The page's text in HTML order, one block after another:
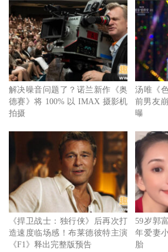
《金孙爆富攻略》金孙Billkin超夯，
他是谁。
电影《金孙爆富攻略》故事描述小安
饰）决定辞去工作，回到家中照顾罹
姆饰）。然而，孙子看似孝顺照顾的
对奶奶的爱。在得知亲戚小梅（彤达
爷爷那里继承了价值千万的房产后，
博取奶奶的信任。然而，奶奶用智
活，在朝夕相处下小安的心态渐渐有了
解决噪音问题了？诺兰新作《奥
德赛》将 100% 以 IMAX 摄影机
拍摄
汤唯《
前男友
曝
《捍卫战士：独行侠》后再次打
造速度临场感！布莱德彼特主演
《F1》释出完整版预告
59岁郭
年爱妻
胎